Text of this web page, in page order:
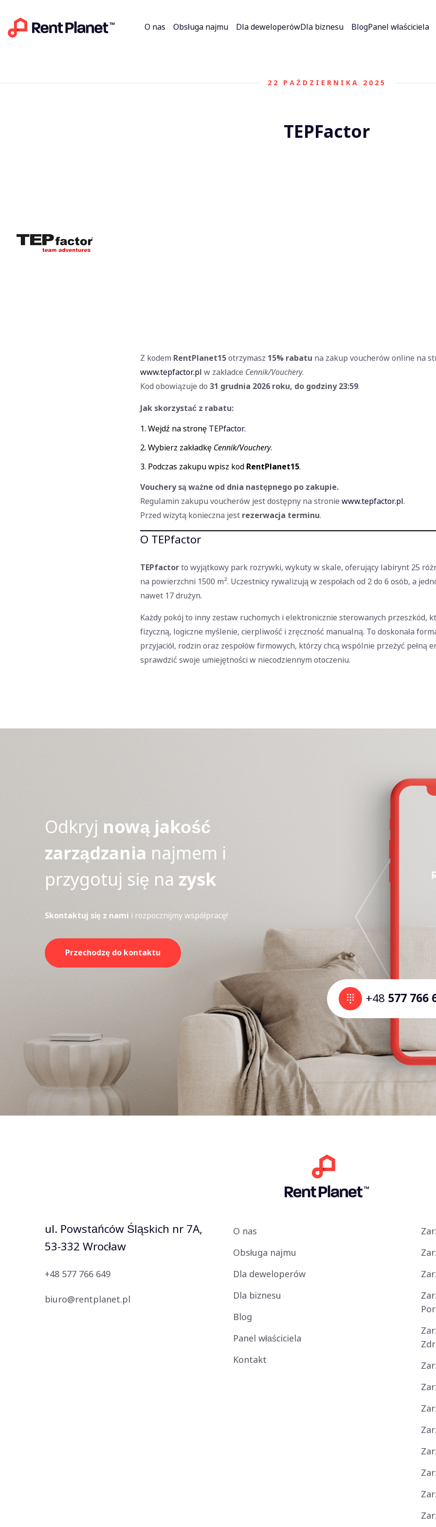
O nas Obsługa najmu Dla deweloperówDla biznesu BlogPanel właściciela
22 PAŹDZIERNIKA 2025
TEPFactor
Z kodem RentPlanet15otrzymasz 15% rabatu na zakup voucherów online na
www.tepfactor.pl w zakładce Cennik/Vouchery.
Kod obowiązuje do 31 grudnia 2026 roku, do godziny 23:59.
Jak skorzystać z rabatu:
Wejdź na stronę TEPfactor.
Wybierz zakładkę Cennik/Vouchery.
Podczas zakupu wpisz kod RentPlanet15.
Vouchery są ważne od dnia następnego po zakupie.
Regulamin zakupu voucherów jest dostępny na stronie www.tepfactor.pl.
Przed wizytą konieczna jest rezerwacja terminu.
O TEPfactor
TEPfactorto wyjątkowy park rozrywki, wykuty w skale, oferujący labirynt 25
na powierzchni 1500 m². Uczestnicy rywalizują w zespołach od 2 do 6 osób, a
nawet 17 drużyn.
Każdy pokój to inny zestaw ruchomych i elektronicznie sterowanych przeszkód,
fizyczną, logiczne myślenie, cierpliwość i zręczność manualną. To doskonała
przyjaciół, rodzin oraz zespołów firmowych, którzy chcą wspólnie przeżyć pełną
sprawdzić swoje umiejętności w niecodziennym otoczeniu.
Odkryj nową jakość
zarządzania najmem i
przygotuj się na zysk
Skontaktuj się z nami i rozpocznijmy współpracę!
Przechodzę do kontaktu
+48 577 766
ul. Powstańców Śląskich nr 7A,
53-332 Wrocław
+48 577 766 649
biuro@rentplanet.pl
O nas
Obsługa najmu
Dla deweloperów
Dla biznesu
Blog
Panel właściciela
Kontakt